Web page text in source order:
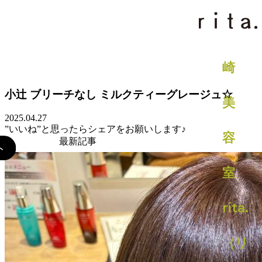
小辻 ブリーチなし ミルクティーグレージュ☆
2025.04.27
”いいね”と思ったらシェアをお願いします♪
最新記事